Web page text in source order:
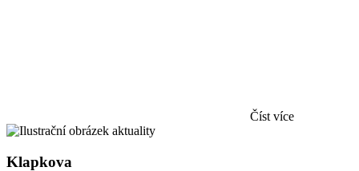
Číst více
Klapkova